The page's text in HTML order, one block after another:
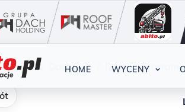
12 288 24 42
HOME WYCENY
Dachowki Dachówki